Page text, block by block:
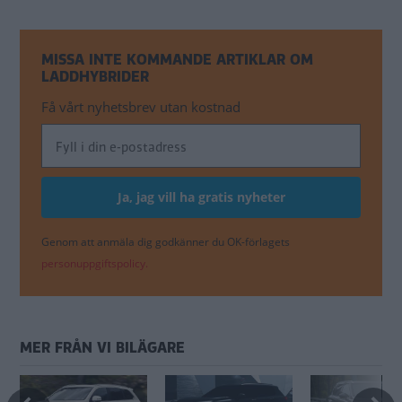
MISSA INTE KOMMANDE ARTIKLAR OM
LADDHYBRIDER
Få vårt nyhetsbrev utan kostnad
Genom att anmäla dig godkänner du OK-förlagets
personuppgiftspolicy.
MER FRÅN VI BILÄGARE